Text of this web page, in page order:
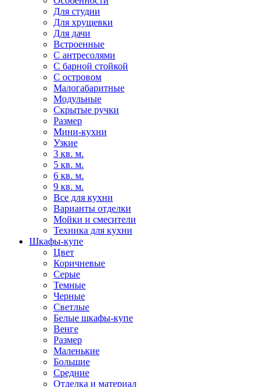
Для студии
Для хрущевки
Для дачи
Встроенные
С антресолями
С барной стойкой
С островом
Малогабаритные
Модульные
Скрытые ручки
Размер
Мини-кухни
Узкие
3 кв. м.
5 кв. м.
6 кв. м.
9 кв. м.
Все для кухни
Варианты отделки
Мойки и смесители
Техника для кухни
Шкафы-купе
Цвет
Коричневые
Серые
Темные
Черные
Светлые
Белые шкафы-купе
Венге
Размер
Маленькие
Большие
Средние
Отделка и материал